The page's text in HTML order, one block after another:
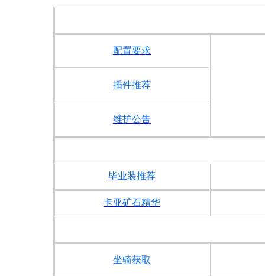
配置要求
插件推荐
维护公告
毕业装推荐
卡亚矿石精华
坐骑获取